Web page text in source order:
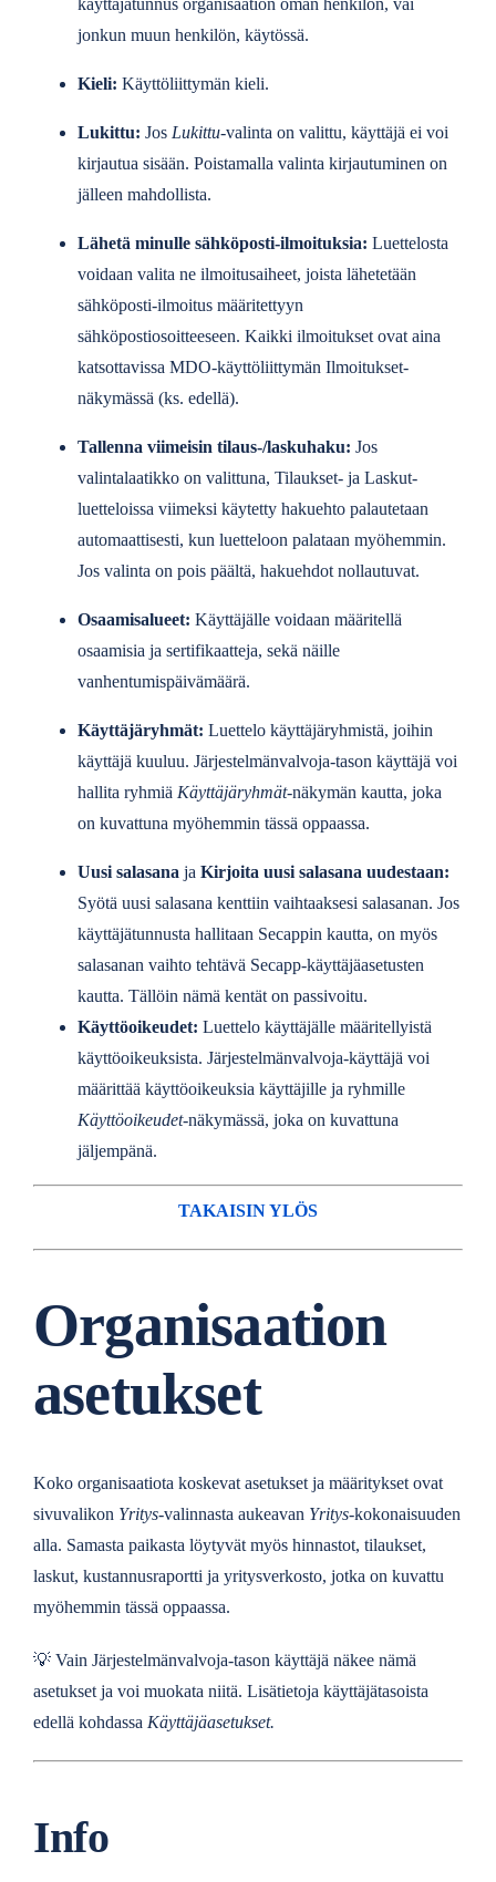
käyttäjätunnus organisaation oman henkilön, vai
jonkun muun henkilön, käytössä.
Kieli: Käyttöliittymän kieli.
Lukittu: Jos Lukittu-valinta on valittu, käyttäjä ei voi
kirjautua sisään. Poistamalla valinta kirjautuminen on
jälleen mahdollista.
Lähetä minulle sähköposti-ilmoituksia: Luettelosta
voidaan valita ne ilmoitusaiheet, joista lähetetään
sähköposti-ilmoitus määritettyyn
sähköpostiosoitteeseen. Kaikki ilmoitukset ovat aina
katsottavissa MDO-käyttöliittymän Ilmoitukset-
näkymässä (ks. edellä).
Tallenna viimeisin tilaus-/laskuhaku: Jos
valintalaatikko on valittuna, Tilaukset- ja Laskut-
luetteloissa viimeksi käytetty hakuehto palautetaan
automaattisesti, kun luetteloon palataan myöhemmin.
Jos valinta on pois päältä, hakuehdot nollautuvat.
Osaamisalueet: Käyttäjälle voidaan määritellä
osaamisia ja sertifikaatteja, sekä näille
vanhentumispäivämäärä.
Käyttäjäryhmät: Luettelo käyttäjäryhmistä, joihin
käyttäjä kuuluu. Järjestelmänvalvoja-tason käyttäjä voi
hallita ryhmiä Käyttäjäryhmät-näkymän kautta, joka
on kuvattuna myöhemmin tässä oppaassa.
Uusi salasana ja Kirjoita uusi salasana uudestaan:
Syötä uusi salasana kenttiin vaihtaaksesi salasanan. Jos
käyttäjätunnusta hallitaan Secappin kautta, on myös
salasanan vaihto tehtävä Secapp-käyttäjäasetusten
kautta. Tällöin nämä kentät on passivoitu.
Käyttöoikeudet: Luettelo käyttäjälle määritellyistä
käyttöoikeuksista. Järjestelmänvalvoja-käyttäjä voi
määrittää käyttöoikeuksia käyttäjille ja ryhmille
Käyttöoikeudet-näkymässä, joka on kuvattuna
jäljempänä.
TAKAISIN YLÖS
Organisaation
asetukset
Koko organisaatiota koskevat asetukset ja määritykset ovat
sivuvalikon Yritys-valinnasta aukeavan Yritys-kokonaisuuden
alla. Samasta paikasta löytyvät myös hinnastot, tilaukset,
laskut, kustannusraportti ja yritysverkosto, jotka on kuvattu
myöhemmin tässä oppaassa.
💡 Vain Järjestelmänvalvoja-tason käyttäjä näkee nämä
asetukset ja voi muokata niitä. Lisätietoja käyttäjätasoista
edellä kohdassa Käyttäjäasetukset.
Info